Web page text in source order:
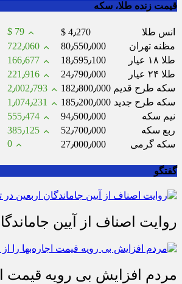
قیمت زنده طلا، سکه
انس طلا $ 4٫270
$ 79
مظنه تهران
80٫550٫000
722٫060
طلا ۱۸ عیار
18٫595٫100
166٫677
طلا ۲۴ عیار
24٫790٫000
221٫916
سکه طرح قدیم 182٫800٫000
2٫002٫793
سکه طرح جدید 185٫200٫000
1٫074٫231
نیم سکه
94٫500٫000
555٫474
ربع سکه
52٫700٫000
385٫125
سکه گرمی
27٫000٫000 0
گفتگو
روایت اصناف از آیین
مردم افزایش بی رویه قیمت